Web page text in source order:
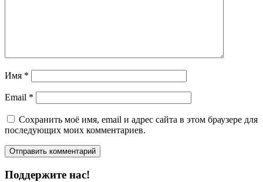
Имя *
Email *
Сохранить моё имя, email и адрес сайта в этом браузере для
последующих моих комментариев.
Поддержите нас!